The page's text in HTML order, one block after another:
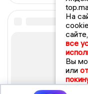
На
все
Вы
или